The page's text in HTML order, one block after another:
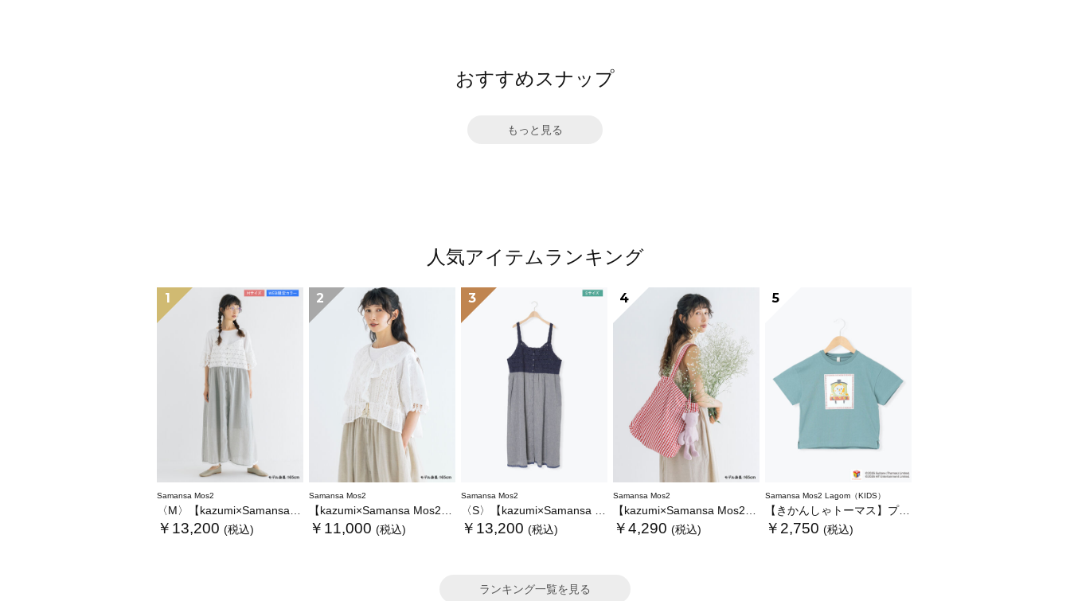
おすすめスナップ
もっと見る
人気アイテムランキング
1
Samansa Mos2
〈M〉【kazumi×Samansa Mos2】キャミワンピース《WEB限定カラーあり》
￥13,200 (税込)
2
Samansa Mos2
【kazumi×Samansa Mos2】レースフリルブラウス
￥11,000 (税込)
3
Samansa Mos2
〈S〉【kazumi×Samansa Mos2】キャミワンピース《WEB限定カラーあり》
￥13,200 (税込)
4
Samansa Mos2
【kazumi×Samansa Mos2】ぬいぐるみバッグ
￥4,290 (税込)
5
Samansa Mos2 Lagom（KIDS）
【きかんしゃトーマス】プリントTシャツ
￥2,750 (税込)
ランキング一覧を見る